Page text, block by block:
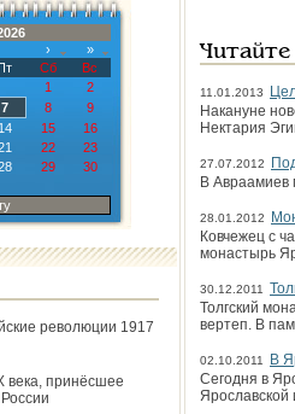
›
»
Сб
Вс
1
2
7 8
9
14 15
16
22
23
29
30
революции 1917
века, принёсшее
11.01.2013
Накануне
Нектария
27.07.2012
В Авраамиев
28.01.2012
Ковчежец с
монастырь
30.12.2011
Толгский
вертеп. В
02.10.2011
В
Сегодня в
Ярославской